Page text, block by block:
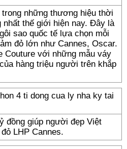
những thương hiệu thời
nhất thế giới hiện nay. Đây là
sao quốc tế lựa chọn mỗi
đỏ lớn như Cannes, Oscar.
Couture với những mẫu váy
hàng triệu người trên khắp
đồng giúp người đẹp Việt
LHP Cannes.